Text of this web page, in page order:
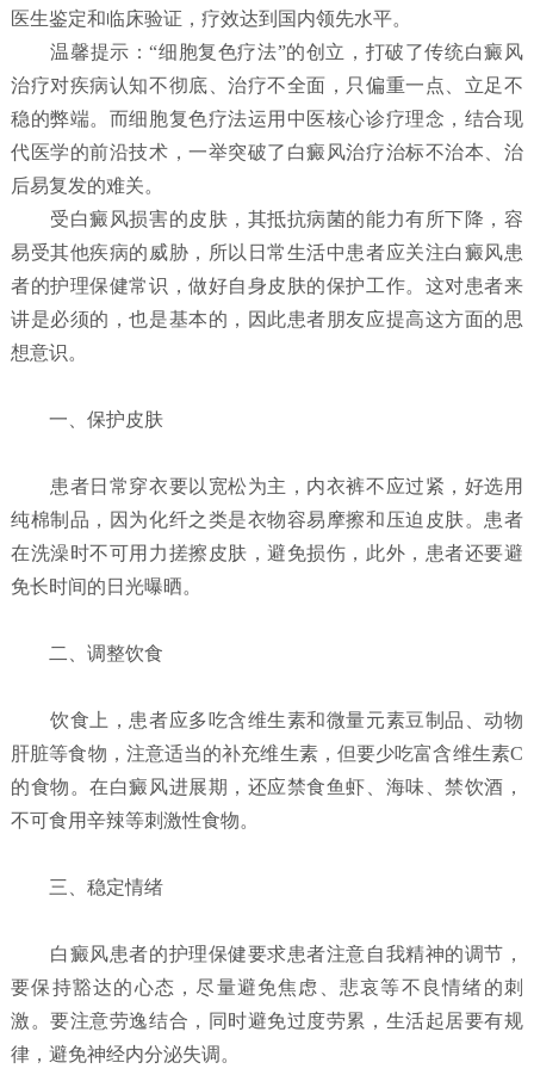
医生鉴定和临床验证，疗效达到国内领先水平。
温馨提示：“细胞复色疗法”的创立，打破了传统白癜风
治疗对疾病认知不彻底、治疗不全面，只偏重一点、立足不
稳的弊端。而细胞复色疗法运用中医核心诊疗理念，结合现
代医学的前沿技术，一举突破了白癜风治疗治标不治本、治
后易复发的难关。
受白癜风损害的皮肤，其抵抗病菌的能力有所下降，容
易受其他疾病的威胁，所以日常生活中患者应关注白癜风患
者的护理保健常识，做好自身皮肤的保护工作。这对患者来
讲是必须的，也是基本的，因此患者朋友应提高这方面的思
想意识。
一、保护皮肤
患者日常穿衣要以宽松为主，内衣裤不应过紧，好选用
纯棉制品，因为化纤之类是衣物容易摩擦和压迫皮肤。患者
在洗澡时不可用力搓擦皮肤，避免损伤，此外，患者还要避
免长时间的日光曝晒。
二、调整饮食
饮食上，患者应多吃含维生素和微量元素豆制品、动物
肝脏等食物，注意适当的补充维生素，但要少吃富含维生素C
的食物。在白癜风进展期，还应禁食鱼虾、海味、禁饮酒，
不可食用辛辣等刺激性食物。
三、稳定情绪
白癜风患者的护理保健要求患者注意自我精神的调节，
要保持豁达的心态，尽量避免焦虑、悲哀等不良情绪的刺
激。要注意劳逸结合，同时避免过度劳累，生活起居要有规
律，避免神经内分泌失调。